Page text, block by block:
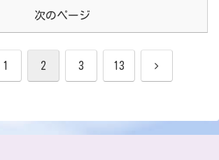
次のページ
1 2 3 13 次